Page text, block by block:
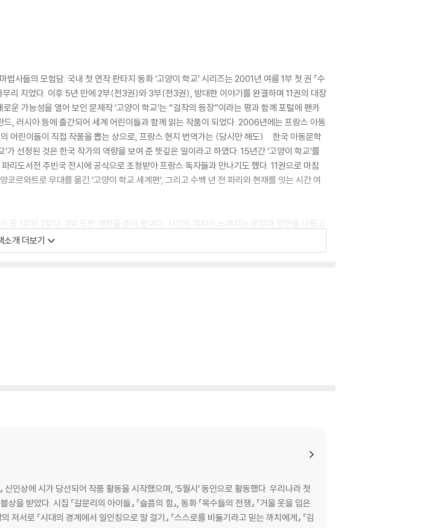
사들의 모험담. 국내 첫 연작 판타지 동화 ‘고양이 학교’ 시리즈는 2001년 여름 1부 첫 권 『수
무리 지었다. 이후 5년 만에 2부(전3권)와 3부(전3권), 방대한 이야기를 완결하며 11권의 대장
운 가능성을 열어 보인 문제작 ‘고양이 학교’는 “걸작의 등장”이라는 평과 함께 포털에 팬카
, 러시아 등에 출간되어 세계 어린이들과 함께 읽는 작품이 되었다. 2006년에는 프랑스 아동
어린이들이 직접 작품을 뽑는 상으로, 프랑스 현지 번역가는 (당시만 해도) 한국 아동문학
선정된 것은 한국 작가의 역량을 보여 준 뜻깊은 일이라고 하였다. 15년간 ‘고양이 학교’를
도서전 주빈국 전시에 공식으로 초청받아 프랑스 독자들과 만나기도 했다. 11권으로 마침
르와트로 무대를 옮긴 ‘고양이 학교 세계편’, 그리고 수백 년 전 파리와 현재를 잇는 시간 여
중 1부와 2부다. 3부 또한 개정을 준비 중이다. 시간의 격차가 느껴지는 문장과 장면을 다듬고
독자가 어른이 되었을 시간, 변하지 않은 것은 ‘고양이 학교’에 담긴 폭넓은 사유와 종횡무진
소개 더보기
인상에 시가 당선되어 작품 활동을 시작했으며, ‘5월시’ 동인으로 활동했다. 우리나라 첫
전쟁』 『거울 옷을 입은
저서로 『시대의 경계에서 일인칭으로 말 걸기』 『스스로를 비둘기라고 믿는 까치에게』 『김